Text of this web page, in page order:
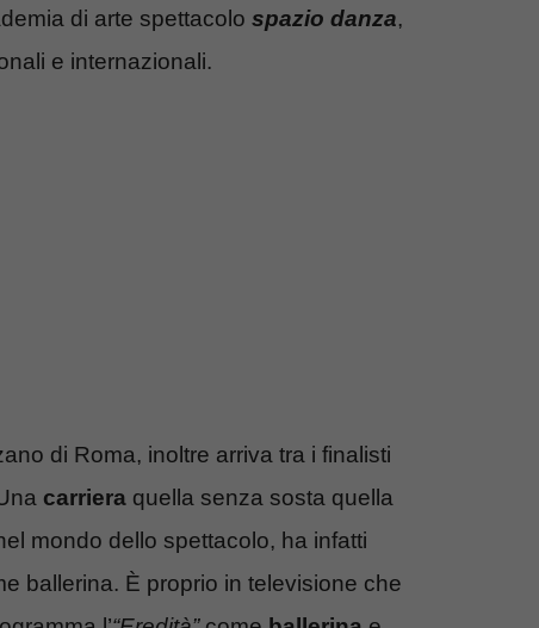
di arte spettacolo spazio danza,
e internazionali.
di Roma, inoltre arriva tra i finalisti
carriera quella senza sosta quella
mondo dello spettacolo, ha infatti
ballerina. È proprio in televisione che